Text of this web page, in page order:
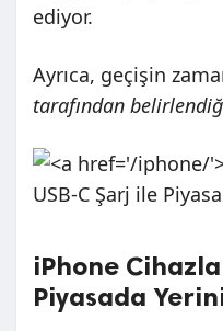
ediyor.
Ayrıca, geçişin
tarafından
iPhone
Piyasada